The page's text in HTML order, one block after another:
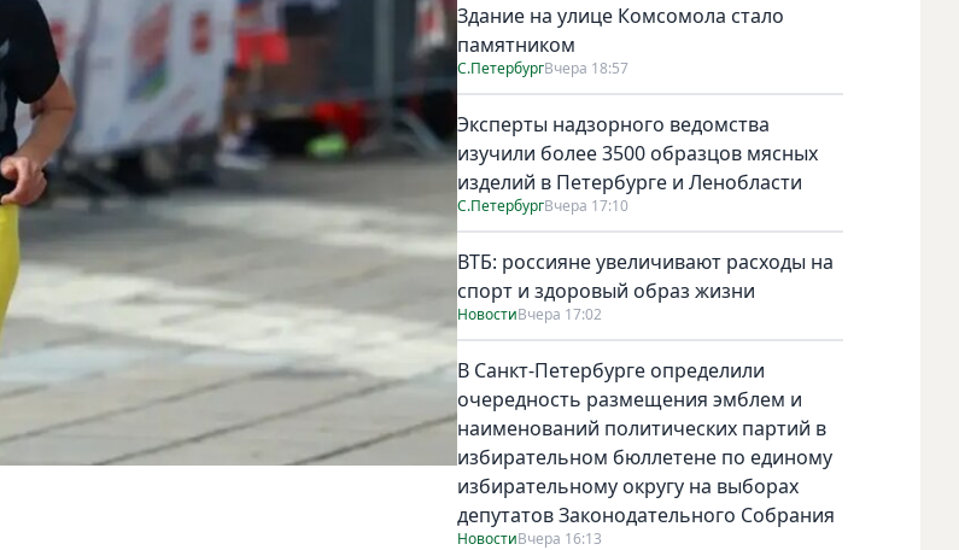
Здание на улице Комсомола стало
памятником
С.ПетербургВчера 18:57
Эксперты надзорного ведомства
изучили более 3500 образцов мясных
изделий в Петербурге и Ленобласти
С.ПетербургВчера 17:10
ВТБ: россияне увеличивают расходы на
спорт и здоровый образ жизни
НовостиВчера 17:02
В Санкт-Петербурге определили
очередность размещения эмблем и
наименований политических партий в
избирательном бюллетене по единому
избирательному округу на выборах
депутатов Законодательного Собрания
НовостиВчера 16:13